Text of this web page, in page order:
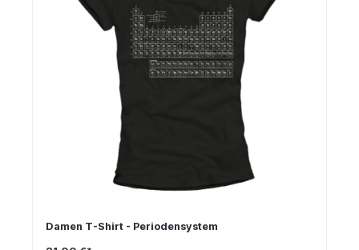
Damen T-Shirt - Periodensystem